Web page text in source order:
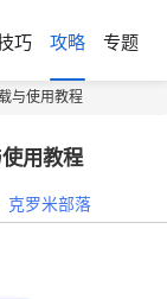
巧 攻略 专题
与使用教程
用教程
克罗米部落